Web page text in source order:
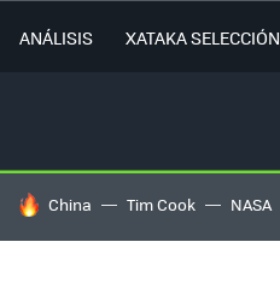
ANÁLISIS XATAKA SELECCIÓN
HOY SE HABLA DE
China Tim Cook NASA